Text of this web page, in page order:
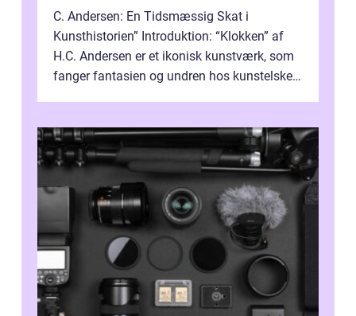
C. Andersen: En Tidsmæssig Skat i
Kunsthistorien” Introduktion: “Klokken” af
H.C. Andersen er et ikonisk kunstværk, som
fanger fantasien og undren hos kunstelskere